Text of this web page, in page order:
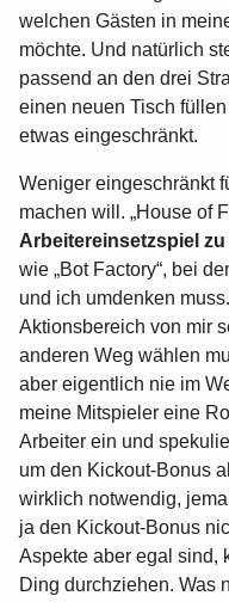
welchen Gästen in
möchte. Und natürlich
passend an den drei
einen neuen Tisch
etwas eingeschränkt.
Weniger eingeschränkt
machen will. „House of
Arbeitereinsetzspiel zu
wie „Bot Factory“, bei
und ich umdenken
Aktionsbereich von mir
anderen Weg wählen
aber eigentlich nie im
meine Mitspieler eine
Arbeiter ein und
um den Kickout-Bonus
wirklich notwendig,
ja den Kickout-Bonus
Aspekte aber egal sind,
Ding durchziehen. Was